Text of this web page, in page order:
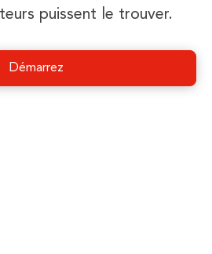
puissent le trouver.
Démarrez